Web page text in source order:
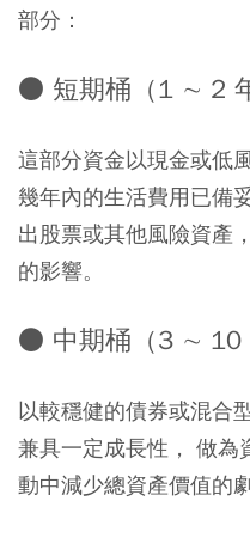
部分：
● 短期桶（1 ∼ 2
這部分資金以現金或低
幾年內的生活費用已備
出股票或其他風險資產
的影響。
● 中期桶（3 ∼ 10
以較穩健的債券或混合
兼具一定成長性， 做為
動中減少總資產價值的